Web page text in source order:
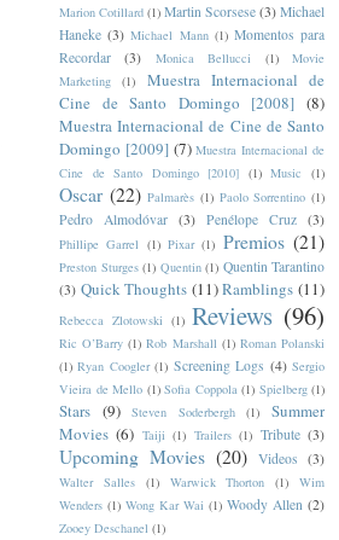
Marion Cotillard (1) Martin Scorsese (3) Michael
Haneke (3) Michael Mann (1) Momentos para
Recordar
(3) Monica Bellucci (1)
Movie
Marketing
(1)
Muestra Internacional de
Cine de Santo Domingo [2008] (8)
Muestra Internacional de Cine de Santo
Domingo [2009] (7) Muestra Internacional de
Cine de Santo Domingo [2010] (1) Music (1)
Oscar (22) Palmarès (1) Paolo Sorrentino (1)
Pedro Almodóvar (3) Penélope Cruz (3)
Phillipe Garrel (1) Pixar (1) Premios (21)
Preston Sturges (1) Quentin (1) Quentin Tarantino
(3) Quick Thoughts (11) Ramblings (11)
Rebecca Zlotowski (1) Reviews (96)
Ric O’Barry (1) Rob Marshall (1) Roman Polanski
(1) Ryan Coogler (1) Screening Logs (4) Sergio
Vieira de Mello (1) Sofia Coppola (1) Spielberg (1)
Stars (9) Steven Soderbergh (1)
Summer
Movies (6) Taiji (1) Trailers (1) Tribute (3)
Upcoming Movies (20) Videos (3)
Walter Salles (1) Warwick Thorton (1)
Wim
Wenders (1) Wong Kar Wai (1) Woody Allen (2)
Zooey Deschanel (1)